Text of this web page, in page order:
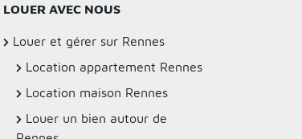
LOUER AVEC NOUS
Louer et gérer sur Rennes
Location appartement Rennes
Location maison Rennes
Louer un bien autour de